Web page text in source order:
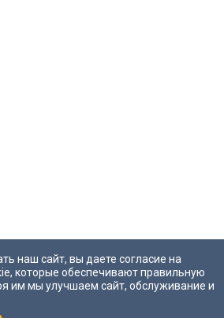
наш сайт, вы даете согласие на
которые обеспечивают правильную
им мы улучшаем сайт, обслуживание и